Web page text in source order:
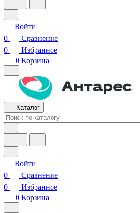
Войти
0
Сравнение
0
Избранное
0 Корзина
Каталог
Войти
0
Сравнение
0
Избранное
0 Корзина